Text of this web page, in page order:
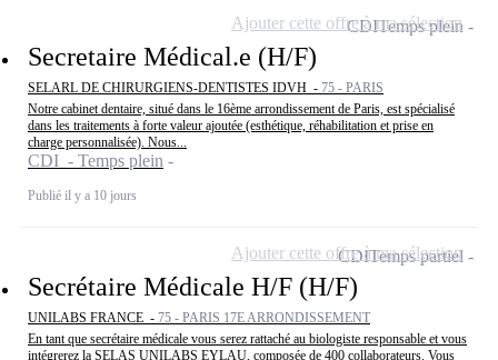
Secretaire Médical.e (H/F)
SELARL DE CHIRURGIENS-DENTISTES IDVH - 75 - PARIS
Notre cabinet dentaire, situé dans le 16ème arrondissement de Paris, est spécialisé
dans les traitements à forte valeur ajoutée (esthétique, réhabilitation et prise en
charge personnalisée). Nous...
CDI - Temps plein
Publié il y a 10 jours
CDITemps plein
Ajouter cette offre à ma sélection
Secrétaire Médicale H/F (H/F)
UNILABS FRANCE - 75 - PARIS 17E ARRONDISSEMENT
En tant que secrétaire médicale vous serez rattaché au biologiste responsable et vous
intégrerez la SELAS UNILABS EYLAU, composée de 400 collaborateurs. Vous
CDITemps partiel
Ajouter cette offre à ma sélection